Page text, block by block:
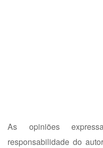
As opiniões
responsabilidade do